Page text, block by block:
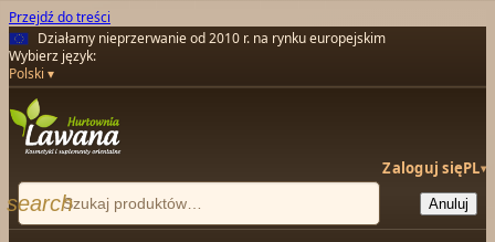
Przejdź do treści
Działamy nieprzerwanie od 2010 r. na rynku europejskim
Wybierz język:
Polski
Zaloguj sięPL▾
search Anuluj